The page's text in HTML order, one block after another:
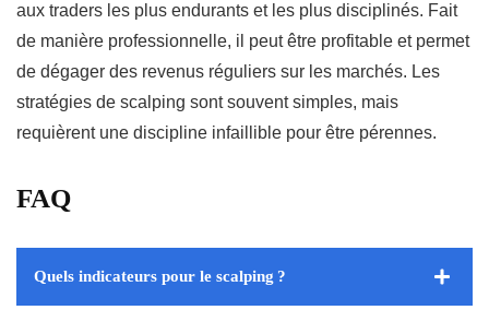
aux traders les plus endurants et les plus disciplinés. Fait
de manière professionnelle, il peut être profitable et permet
de dégager des revenus réguliers sur les marchés. Les
stratégies de scalping sont souvent simples, mais
requièrent une discipline infaillible pour être pérennes.
FAQ
Quels indicateurs pour le scalping ?